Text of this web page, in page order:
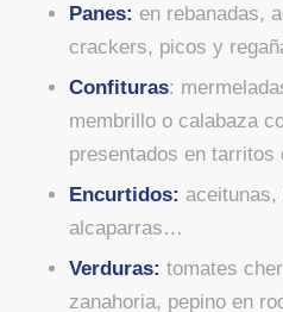
Panes: en rebanadas,
crackers, picos y
Confituras:
membrillo o calabaza
presentados en tarritos
Encurtidos: aceitunas,
alcaparras…
Verduras: tomates
zanahoria, pepino en